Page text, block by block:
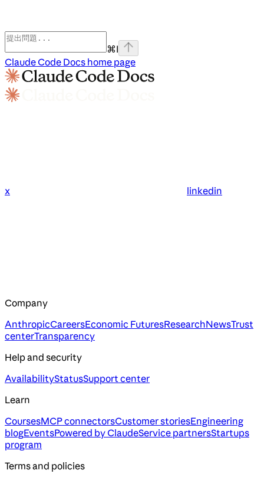
⌘I
Claude Code Docs home page
x linkedin
Company
AnthropicCareersEconomic FuturesResearchNewsTrust
centerTransparency
Help and security
AvailabilityStatusSupport center
Learn
CoursesMCP connectorsCustomer storiesEngineering
blogEventsPowered by ClaudeService partnersStartups
program
Terms and policies